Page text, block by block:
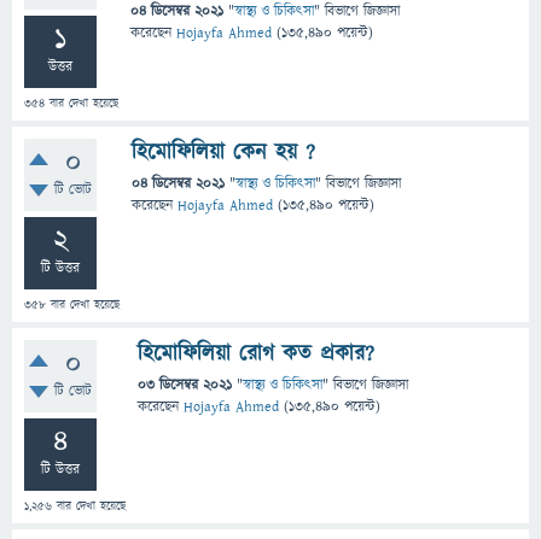
1
উত্তর
354 বার দেখা হয়েছে
04 ডিসেম্বর 2021 "স্বাস্থ্য ও চিকিৎসা" বিভাগে জিজ্ঞাসা
করেছেনHojayfa Ahmed (135,490 পয়েন্ট)
0
টি ভোট
2
টি উত্তর
358 বার দেখা হয়েছে
হিমোফিলিয়া কেন হয় ?
04 ডিসেম্বর 2021 "স্বাস্থ্য ও চিকিৎসা" বিভাগে জিজ্ঞাসা
করেছেনHojayfa Ahmed (135,490 পয়েন্ট)
0
টি ভোট
4
টি উত্তর
1,256 বার দেখা হয়েছে
হিমোফিলিয়া রোগ কত প্রকার?
03 ডিসেম্বর 2021 "স্বাস্থ্য ও চিকিৎসা" বিভাগে জিজ্ঞাসা
করেছেনHojayfa Ahmed (135,490 পয়েন্ট)